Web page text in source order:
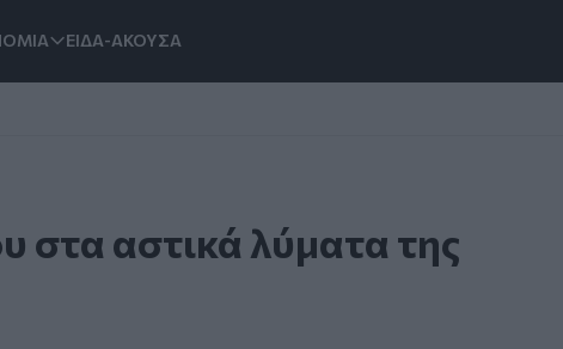
ΕΙΔΑ-ΑΚΟΥΣΑ
στα αστικά λύματα της